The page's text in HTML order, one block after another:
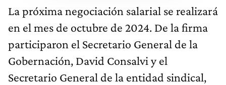
La próxima negociación salarial se realizará
en el mes de octubre de 2024. De la firma
participaron el Secretario General de la
Gobernación, David Consalvi y el
Secretario General de la entidad sindical,